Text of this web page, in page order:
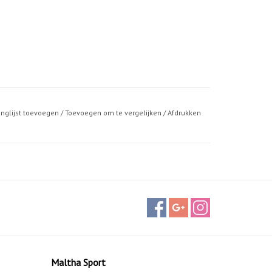
toevoegen /Toevoegen om te vergelijken /Afdrukken
Maltha Sport